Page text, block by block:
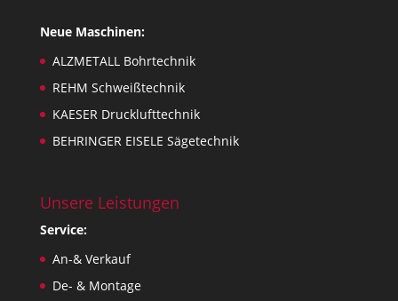
Neue Maschinen:
ALZMETALL Bohrtechnik
REHM Schweißtechnik
KAESER Drucklufttechnik
BEHRINGER EISELE Sägetechnik
Unsere Leistungen
Service:
An-& Verkauf
De- & Montage